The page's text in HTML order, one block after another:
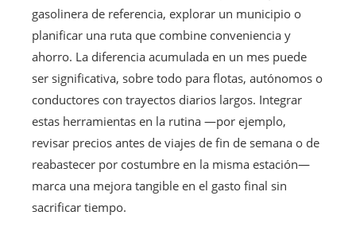
gasolinera de referencia, explorar un municipio o
planificar una ruta que combine conveniencia y
ahorro. La diferencia acumulada en un mes puede
ser significativa, sobre todo para flotas, autónomos o
conductores con trayectos diarios largos. Integrar
estas herramientas en la rutina —por ejemplo,
revisar precios antes de viajes de fin de semana o de
reabastecer por costumbre en la misma estación—
marca una mejora tangible en el gasto final sin
sacrificar tiempo.